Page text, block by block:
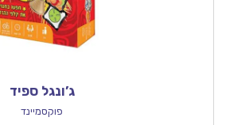
ג’ונגל ספיד
פוקסמיינד